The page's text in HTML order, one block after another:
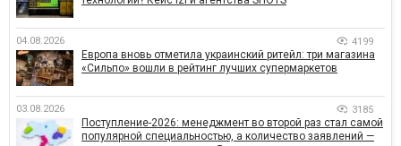
04.08.2026 4199
Европа вновь отметила украинский ритейл: три магазина
«Сильпо» вошли в рейтинг лучших супермаркетов
03.08.2026 3185
Поступление-2026: менеджмент во второй раз стал самой
популярной специальностью, а количество заявлений —